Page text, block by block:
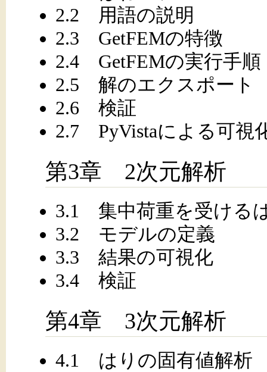
2.2 用語の説明
2.3 GetFEMの特徴
2.4 GetFEMの実行手順
2.5 解のエクスポート
2.6 検証
2.7 PyVistaによる可視
第3章 2次元解析
3.1 集中荷重を受ける
3.2 モデルの定義
3.3 結果の可視化
3.4 検証
第4章 3次元解析
4.1 はりの固有値解析